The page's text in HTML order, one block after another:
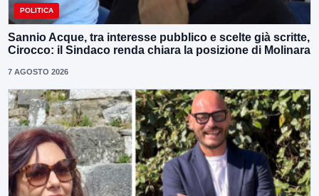
POLITICA
Sannio Acque, tra interesse pubblico e scelte già scritte,
Cirocco: il Sindaco renda chiara la posizione di Molinara
7 AGOSTO 2026